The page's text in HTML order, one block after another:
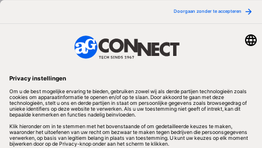
Redactionele partner